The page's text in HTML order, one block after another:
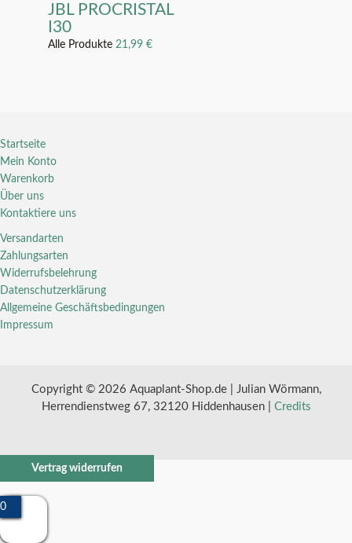
JBL PROCRISTAL
I30
Alle Produkte 21,99€
Startseite
Mein Konto
Warenkorb
Über uns
Kontaktiere uns
Versandarten
Zahlungsarten
Widerrufsbelehrung
Datenschutzerklärung
Allgemeine Geschäftsbedingungen
Impressum
Copyright © 2026 Aquaplant-Shop.de | Julian Wörmann,
Herrendienstweg 67, 32120 Hiddenhausen | Credits
Vertrag widerrufen
0